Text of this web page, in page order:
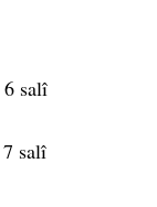
salî
salî